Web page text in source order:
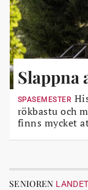
Slappna
SPASEMESTER
rökbastu och
finns mycket
SENIOREN